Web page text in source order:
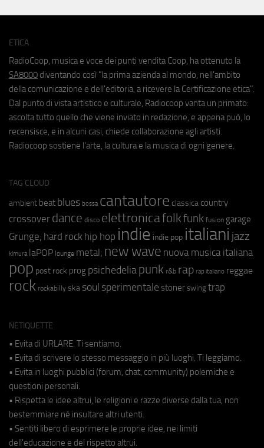
ETICA
RadioCoop, musica e voce dei punti vendita Coop, ha ottenuto la
SA8000 diventando così "la prima azienda al mondo, nell'ambito
della comunicazione e dell'editoria, a ricevere la Certificazione etica".
Dal punto di vista artistico e culturale, Radiocoop vanta un primato:
ascolta tutto quello che viene inviato in redazione, e appena può, lo
recensisce, e in alcuni casi, chiede collaborazione agli artisti.
Radiocoop sostiene l'arte, la cultura e la musica di ogni genere.
TAG CLOUD
ambient beat blues bossa cantautore classica country
crossover dance disco elettronicafolkfunk fusion garage
Grunge; hard rock hip hop indie indie pop italiani jazz
kimura laPOP lounge metal; new wave nuova musica italiana
pop post rock prog psichedeliapunk r&b rap rap italiano reggae
rock rockabilly ska soul sperimentale stoner swing trap
NETIQUETTE
• Evita di URLARE. Ti sentiamo.
• Evita di scrivere lo stesso messaggio in più luoghi. Ti leggiamo.
• Evita in luoghi pubblici (forum, chat, community) polemiche e
questioni personali.
• Rispetta le idee altrui, le religioni e razze diverse dalla tua, non
bestemmiare né insultare altri utenti.
• Sentiti libero di esprimere le proprie idee, nei limiti
dell'educazione e del rispetto altrui.